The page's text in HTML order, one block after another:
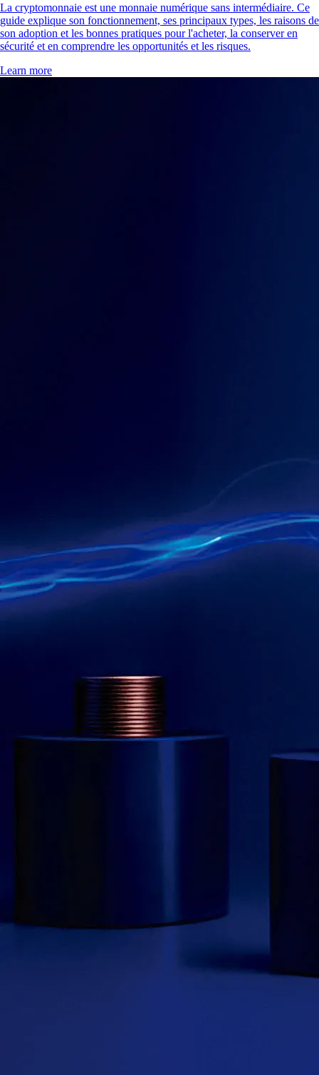
La cryptomonnaie est une monnaie numérique sans intermédiaire. Ce
guide explique son fonctionnement, ses principaux types, les raisons de
son adoption et les bonnes pratiques pour l'acheter, la conserver en
sécurité et en comprendre les opportunités et les risques.
Learn more